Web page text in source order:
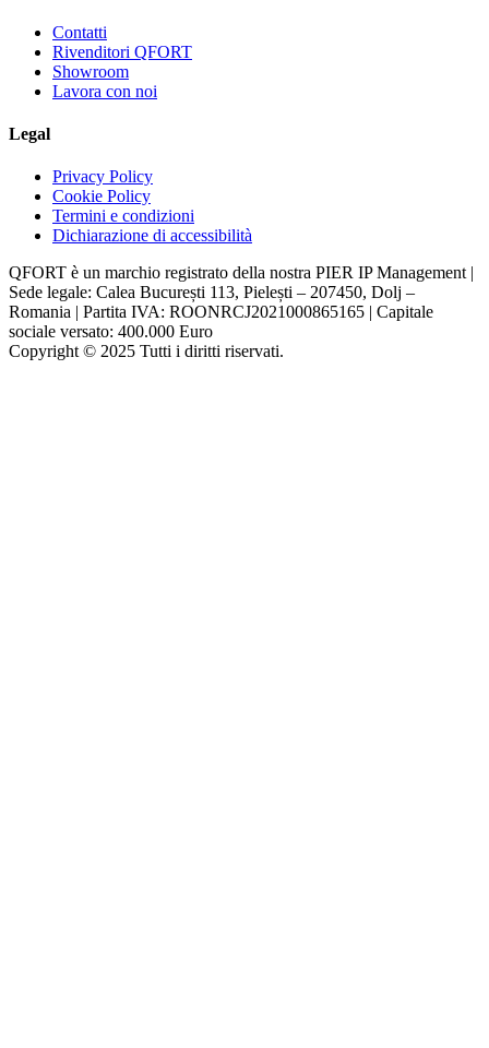
Contatti
Rivenditori QFORT
Showroom
Lavora con noi
Legal
Privacy Policy
Cookie Policy
Termini e condizioni
Dichiarazione di accessibilità
QFORT è un marchio registrato della nostra PIER IP Management |
Sede legale: Calea București 113, Pielești – 207450, Dolj –
Romania | Partita IVA: ROONRCJ2021000865165 | Capitale
sociale versato: 400.000 Euro
Copyright © 2025 Tutti i diritti riservati.